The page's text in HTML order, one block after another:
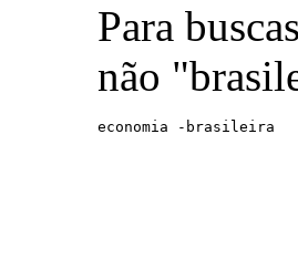
Para
não
economia -brasileira